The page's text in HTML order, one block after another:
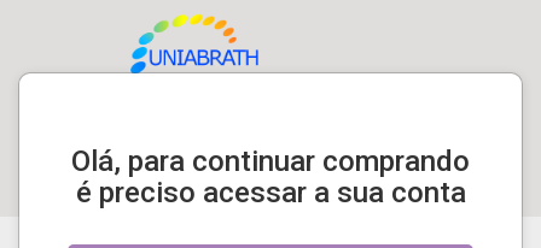
Olá, para continuar comprando
é preciso acessar a sua conta